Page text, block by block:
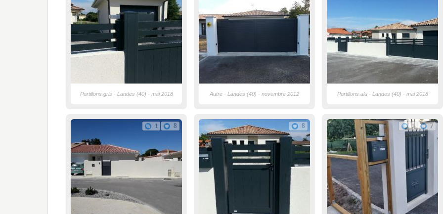
Portillons gris - Landes (40) - mai 2018 Autre - Landes (40) - novembre 2012 Portillons alu - Landes (40) - mai 2018
1 8 8 1 7